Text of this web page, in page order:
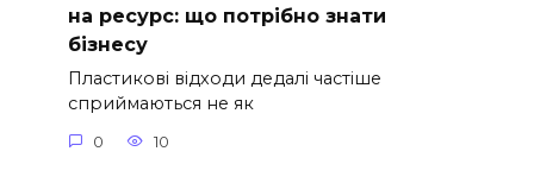
на ресурс: що потрібно знати
бізнесу
Пластикові відходи дедалі частіше
сприймаються не як
0 10